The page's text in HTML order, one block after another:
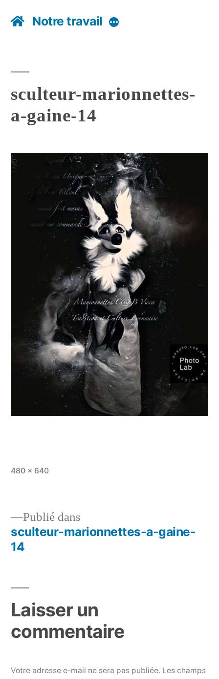
Notre travail Plus
sculteur-marionnettes-
a-gaine-14
Taille
480 × 640
Navigation
l’article
Publié dans
sculteur-marionnettes-a-gaine-
14
Laisser un
commentaire
Votre adresse e-mail ne sera pas publiée. Les champs